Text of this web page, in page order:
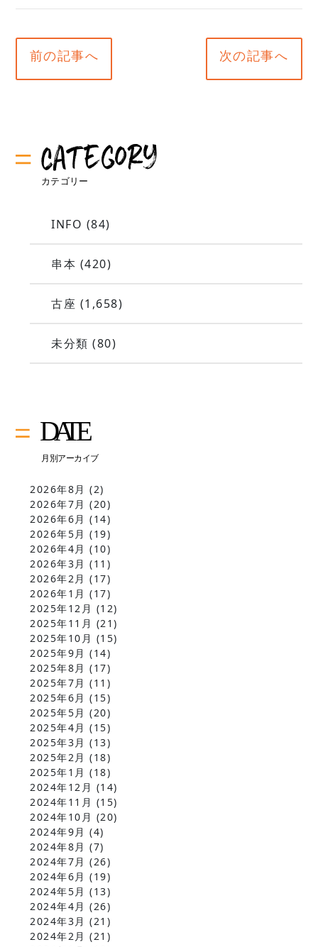
前の記事へ 次の記事へ
INFO (84)
串本 (420)
古座 (1,658)
未分類 (80)
2026年8月 (2)
2026年7月 (20)
2026年6月 (14)
2026年5月 (19)
2026年4月 (10)
2026年3月 (11)
2026年2月 (17)
2026年1月 (17)
2025年12月 (12)
2025年11月 (21)
2025年10月 (15)
2025年9月 (14)
2025年8月 (17)
2025年7月 (11)
2025年6月 (15)
2025年5月 (20)
2025年4月 (15)
2025年3月 (13)
2025年2月 (18)
2025年1月 (18)
2024年12月 (14)
2024年11月 (15)
2024年10月 (20)
2024年9月 (4)
2024年8月 (7)
2024年7月 (26)
2024年6月 (19)
2024年5月 (13)
2024年4月 (26)
2024年3月 (21)
2024年2月 (21)